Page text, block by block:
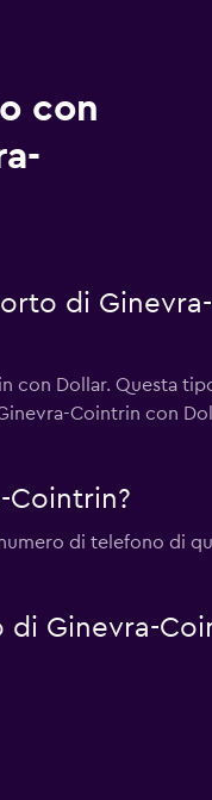
con
di Ginevra-
con Dollar. Questa
Cointrin con
Cointrin?
di telefono di
Ginevra-